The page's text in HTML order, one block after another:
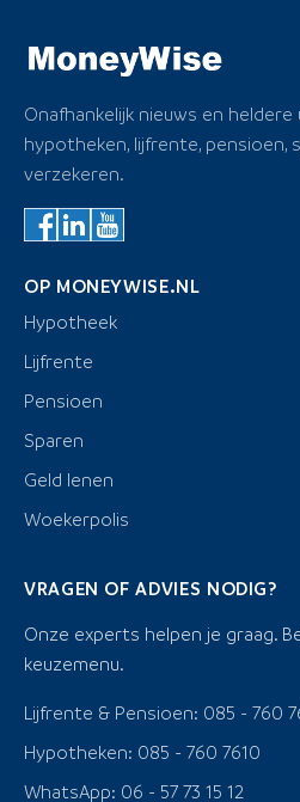
Onafhankelijk nieuws en
hypotheken, lijfrente, pensioen,
verzekeren.
OP MONEYWISE.NL
Hypotheek
Lijfrente
Pensioen
Sparen
Geld lenen
Woekerpolis
VRAGEN OF ADVIES NODIG?
Onze experts helpen je graag.
keuzemenu.
Lijfrente & Pensioen: 085 - 760
Hypotheken: 085 - 760 7610
WhatsApp: 06 - 57 73 15 12